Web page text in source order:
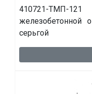
410721-ТМП-
железобетонной
серьгой